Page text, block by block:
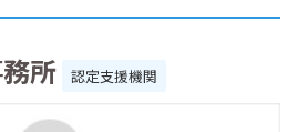
所 認定支援機関